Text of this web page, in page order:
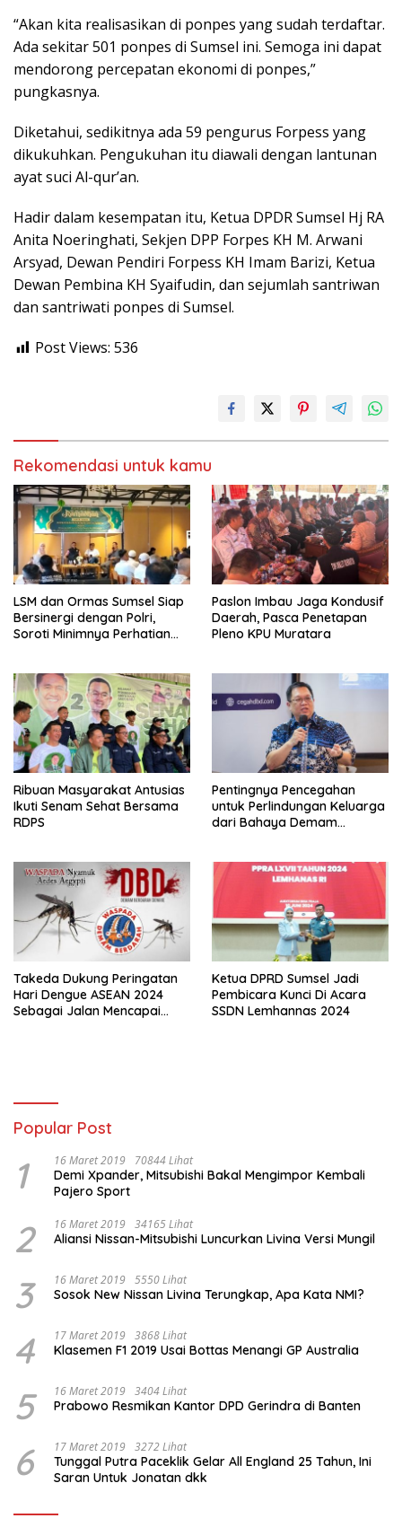
“Akan kita realisasikan di ponpes yang sudah terdaftar.
Ada sekitar 501 ponpes di Sumsel ini. Semoga ini dapat
mendorong percepatan ekonomi di ponpes,”
pungkasnya.
Diketahui, sedikitnya ada 59 pengurus Forpess yang
dikukuhkan. Pengukuhan itu diawali dengan lantunan
ayat suci Al-qur’an.
Hadir dalam kesempatan itu, Ketua DPDR Sumsel Hj RA
Anita Noeringhati, Sekjen DPP Forpes KH M. Arwani
Arsyad, Dewan Pendiri Forpess KH Imam Barizi, Ketua
Dewan Pembina KH Syaifudin, dan sejumlah santriwan
dan santriwati ponpes di Sumsel.
Post Views: 536
Rekomendasi untuk kamu
LSM dan Ormas Sumsel Siap
Bersinergi dengan Polri,
Soroti Minimnya Perhatian
Paslon Imbau Jaga Kondusif
Daerah, Pasca Penetapan
Pleno KPU Muratara
Ribuan Masyarakat Antusias
Ikuti Senam Sehat Bersama
RDPS
Pentingnya Pencegahan
untuk Perlindungan Keluarga
dari Bahaya Demam
Takeda Dukung Peringatan
Hari Dengue ASEAN 2024
Sebagai Jalan Mencapai
Ketua DPRD Sumsel Jadi
Pembicara Kunci Di Acara
SSDN Lemhannas 2024
Popular Post
1 16 Maret 2019 70844 Lihat
Demi Xpander, Mitsubishi Bakal Mengimpor Kembali
Pajero Sport
2 16 Maret 2019 34165 Lihat
Aliansi Nissan-Mitsubishi Luncurkan Livina Versi Mungil
3 16 Maret 2019 5550 Lihat
Sosok New Nissan Livina Terungkap, Apa Kata NMI?
4 17 Maret 2019 3868 Lihat
Klasemen F1 2019 Usai Bottas Menangi GP Australia
5 16 Maret 2019 3404 Lihat
Prabowo Resmikan Kantor DPD Gerindra di Banten
6 17 Maret 2019 3272 Lihat
Tunggal Putra Paceklik Gelar All England 25 Tahun, Ini
Saran Untuk Jonatan dkk